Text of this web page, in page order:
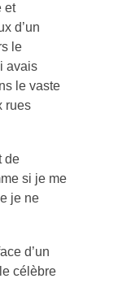
et
d’un
le
avais
le vaste
rues
de
si je me
je ne
d’un
célèbre